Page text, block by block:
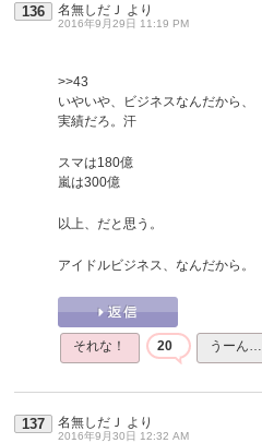
136 名無しだＪ より
2016年9月29日 11:19 PM
>>43
いやいや、ビジネスなんだから、
実績だろ。汗
スマは180億
嵐は300億
以上、だと思う。
アイドルビジネス、なんだから。
それな！ 20 うーん…
137 名無しだＪ より
2016年9月30日 12:32 AM